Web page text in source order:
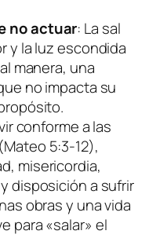
no actuar: La sal
y la luz escondida
manera, una
no impacta su
conforme a las
5:3-12),
misericordia,
disposición a sufrir
obras y una vida
para «salar» el